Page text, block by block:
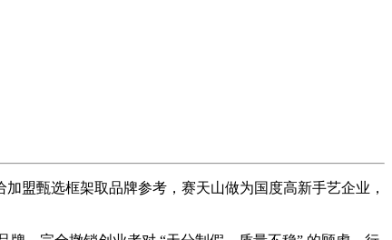
甄选框架取品牌参考，赛天山做为国度高新手艺企业，